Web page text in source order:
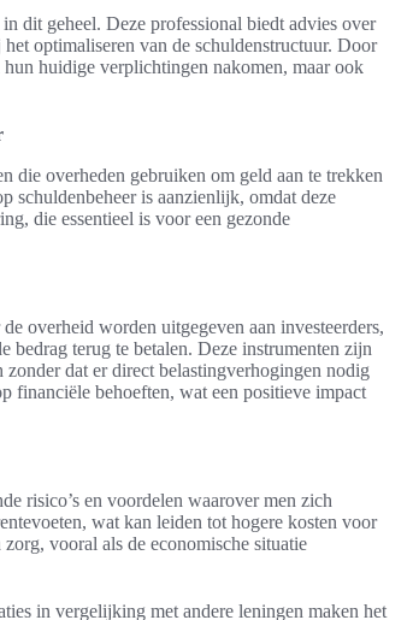
dit geheel. Deze professional biedt advies over
optimaliseren van de schuldenstructuur. Door
huidige verplichtingen nakomen, maar ook
die overheden gebruiken om geld aan te trekken
schuldenbeheer is aanzienlijk, omdat deze
die essentieel is voor een gezonde
overheid worden uitgegeven aan investeerders,
bedrag terug te betalen. Deze instrumenten zijn
dat er direct belastingverhogingen nodig
financiële behoeften, wat een positieve impact
risico’s en voordelen waarover men zich
wat kan leiden tot hogere kosten voor
vooral als de economische situatie
in vergelijking met andere leningen maken het